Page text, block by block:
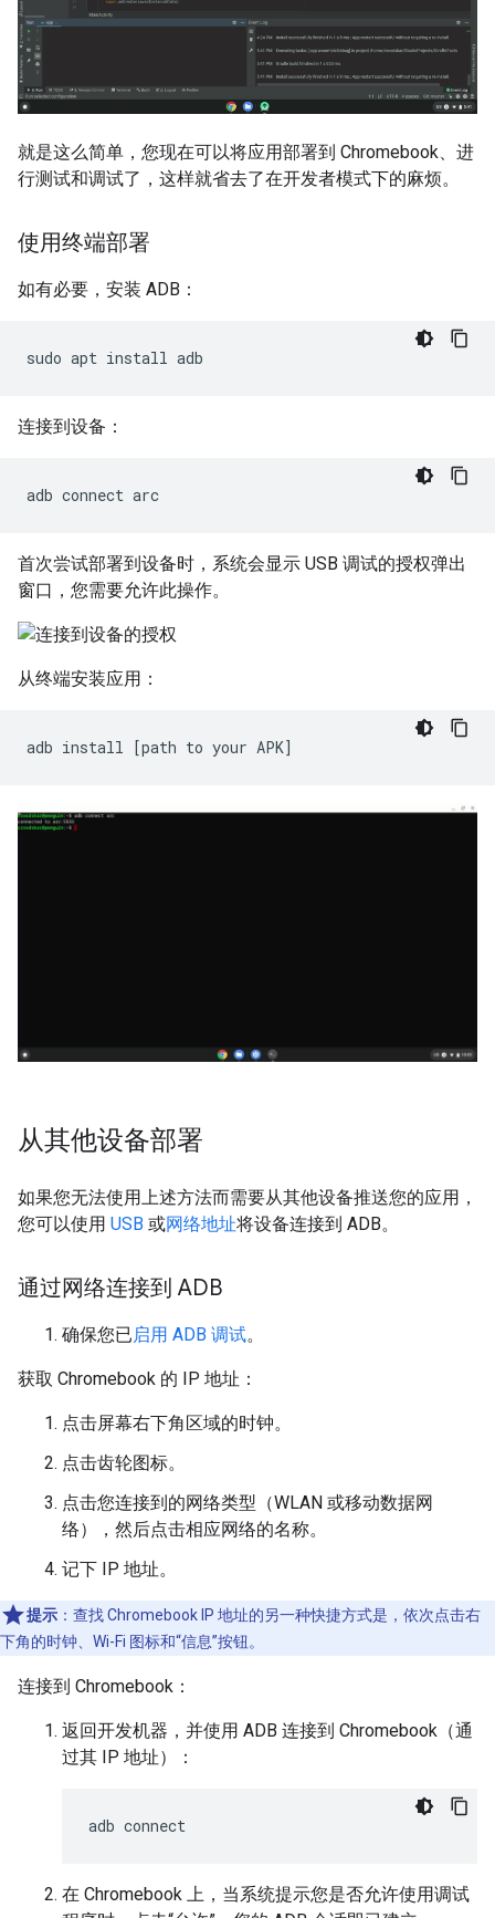
就是这么简单，您现在可以将应用部署到 Chromebook、进
行测试和调试了，这样就省去了在开发者模式下的麻烦。
使用终端部署
如有必要，安装 ADB：
sudo apt install adb
连接到设备：
adb connect arc
首次尝试部署到设备时，系统会显示 USB 调试的授权弹出
窗口，您需要允许此操作。
从终端安装应用：
adb install [path to your APK]
从其他设备部署
如果您无法使用上述方法而需要从其他设备推送您的应用，
您可以使用 USB 或网络地址将设备连接到 ADB。
通过网络连接到 ADB
确保您已启用 ADB 调试。
获取 Chromebook 的 IP 地址：
点击屏幕右下角区域的时钟。
点击齿轮图标。
点击您连接到的网络类型（WLAN 或移动数据网
络），然后点击相应网络的名称。
记下 IP 地址。
提示 ：查找 Chromebook IP 地址的另一种快捷方式是，依次点击右
下角的时钟、Wi-Fi 图标和“信息”按钮。
连接到 Chromebook：
返回开发机器，并使用 ADB 连接到 Chromebook（通
过其 IP 地址）：
adb connect
在 Chromebook 上，当系统提示您是否允许使用调试